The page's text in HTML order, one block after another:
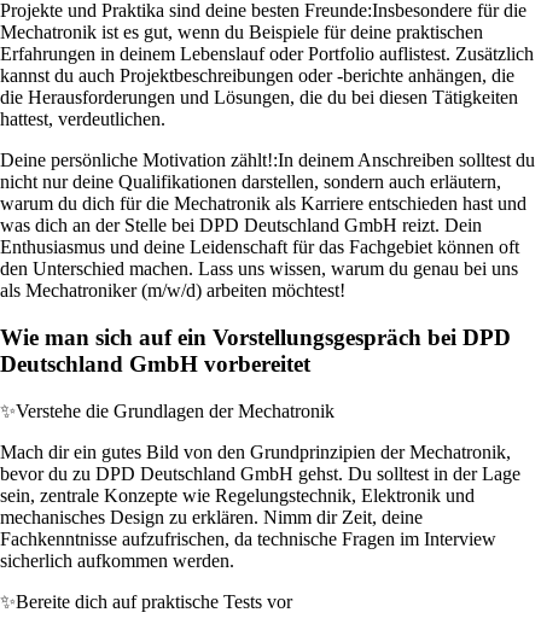
Projekte und Praktika sind deine besten Freunde:Insbesondere für die
Mechatronik ist es gut, wenn du Beispiele für deine praktischen
Erfahrungen in deinem Lebenslauf oder Portfolio auflistest. Zusätzlich
kannst du auch Projektbeschreibungen oder -berichte anhängen, die
die Herausforderungen und Lösungen, die du bei diesen Tätigkeiten
hattest, verdeutlichen.
Deine persönliche Motivation zählt!:In deinem Anschreiben solltest du
nicht nur deine Qualifikationen darstellen, sondern auch erläutern,
warum du dich für die Mechatronik als Karriere entschieden hast und
was dich an der Stelle bei DPD Deutschland GmbH reizt. Dein
Enthusiasmus und deine Leidenschaft für das Fachgebiet können oft
den Unterschied machen. Lass uns wissen, warum du genau bei uns
als Mechatroniker (m/w/d) arbeiten möchtest!
Wie man sich auf ein Vorstellungsgespräch bei DPD
Deutschland GmbH vorbereitet
✨Verstehe die Grundlagen der Mechatronik
Mach dir ein gutes Bild von den Grundprinzipien der Mechatronik,
bevor du zu DPD Deutschland GmbH gehst. Du solltest in der Lage
sein, zentrale Konzepte wie Regelungstechnik, Elektronik und
mechanisches Design zu erklären. Nimm dir Zeit, deine
Fachkenntnisse aufzufrischen, da technische Fragen im Interview
sicherlich aufkommen werden.
✨Bereite dich auf praktische Tests vor